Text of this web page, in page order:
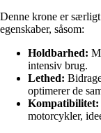
Denne krone er
egenskaber, såsom:
Holdbarhed:
intensiv brug.
Lethed:
optimerer de
Kompatibilitet:
motorcykler,